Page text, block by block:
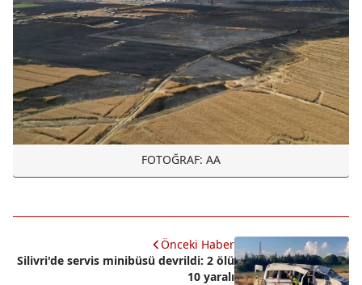
FOTOĞRAF: AA
Önceki Haber
Silivri'de servis minibüsü devrildi: 2 ölü
10 yaralı